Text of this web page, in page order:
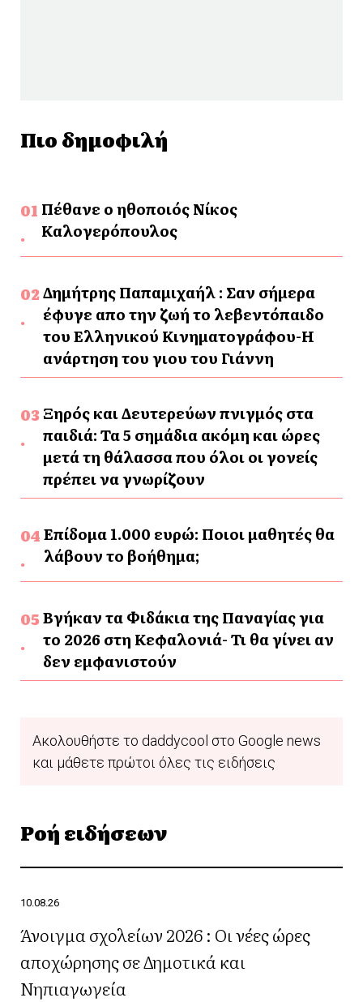
Πιο δημοφιλή
Πέθανε ο ηθοποιός Νίκος
Καλογερόπουλος
Δημήτρης Παπαμιχαήλ : Σαν σήμερα
έφυγε απο την ζωή το λεβεντόπαιδο
του Ελληνικού Κινηματογράφου-Η
ανάρτηση του γιου του Γιάννη
Ξηρός και Δευτερεύων πνιγμός στα
παιδιά: Τα 5 σημάδια ακόμη και ώρες
μετά τη θάλασσα που όλοι οι γονείς
πρέπει να γνωρίζουν
Επίδομα 1.000 ευρώ: Ποιοι μαθητές θα
λάβουν το βοήθημα;
Βγήκαν τα Φιδάκια της Παναγίας για
το 2026 στη Κεφαλονιά- Τι θα γίνει αν
δεν εμφανιστούν
Ακολουθήστε το daddycool στο Google news
και μάθετε πρώτοι όλες τις ειδήσεις
Ροή ειδήσεων
10.08.26
Άνοιγμα σχολείων 2026 : Οι νέες ώρες
αποχώρησης σε Δημοτικά και
Νηπιαγωγεία